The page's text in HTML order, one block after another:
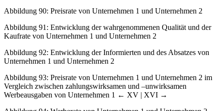
Abbildung 90: Preisrate von Unternehmen 1 und Unternehmen 2
Abbildung 91: Entwicklung der wahrgenommenen Qualität und der
Kaufrate von Unternehmen 1 und Unternehmen 2
Abbildung 92: Entwicklung der Informierten und des Absatzes von
Unternehmen 1 und Unternehmen 2
Abbildung 93: Preisrate von Unternehmen 1 und Unternehmen 2 im
Vergleich zwischen zahlungswirksamen und –unwirksamen
Werbeausgaben von Unternehmen 1 ← XV | XVI →